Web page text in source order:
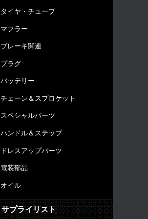
タイヤ・チューブ
マフラー
ブレーキ関連
プラグ
バッテリー
チェーン＆スプロケット
スペシャルパーツ
ハンドル＆ステップ
ドレスアップパーツ
電装部品
オイル
サプライリスト